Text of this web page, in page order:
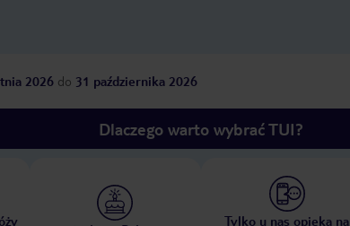
2026 do 31 października 2026
Dlaczego warto wybrać TUI?
Tylko u nas opieka na